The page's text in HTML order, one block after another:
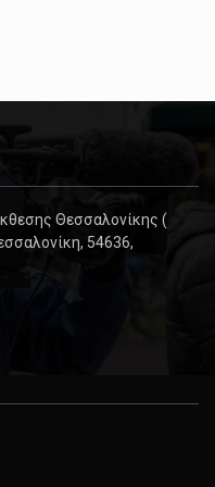
Θεσσαλονίκης (
54636,